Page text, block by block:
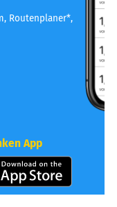
Routenplaner*,
App